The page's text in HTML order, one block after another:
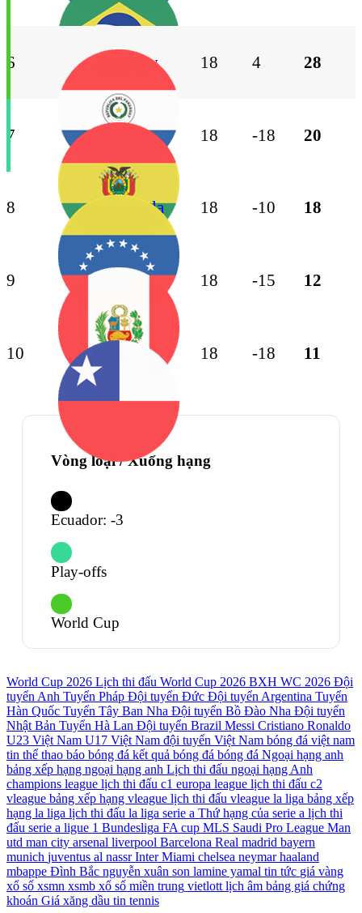
6 Paraguay 18 4 28
7 Bolivia 18 -18 20
8 Venezuela 18 -10 18
9 18 -15 12
10 18 -18 11
Vòng loại / Xuống hạng
Ecuador: -3
Play-offs
World Cup
World Cup 2026 Lịch thi đấu World Cup 2026 BXH WC 2026 Đội
tuyển Anh Tuyển Pháp Đội tuyển Đức Đội tuyển Argentina Tuyển
Hàn Quốc Tuyển Tây Ban Nha Đội tuyển Bồ Đào Nha Đội tuyển
Nhật Bản Tuyển Hà Lan Đội tuyển Brazil Messi Cristiano Ronaldo
U23 Việt Nam U17 Việt Nam đội tuyển Việt Nam bóng đá việt nam
tin thể thao báo bóng đá kết quả bóng đá bóng đá Ngoại hạng anh
bảng xếp hạng ngoại hạng anh Lịch thi đấu ngoại hạng Anh
champions league lịch thi đấu c1 europa league lịch thi đấu c2
vleague bảng xếp hạng vleague lịch thi đấu vleague la liga bảng xếp
hạng la liga lịch thi đấu la liga serie a Thứ hạng của serie a lịch thi
đấu serie a ligue 1 Bundesliga FA cup MLS Saudi Pro League Man
utd man city arsenal liverpool Barcelona Real madrid bayern
munich juventus al nassr Inter Miami chelsea neymar haaland
mbappe Đình Bắc nguyễn xuân son lamine yamal tin tức giá vàng
xổ số xsmn xsmb xổ số miền trung vietlott lịch âm bảng giá chứng
khoán Giá xăng dầu tin tennis